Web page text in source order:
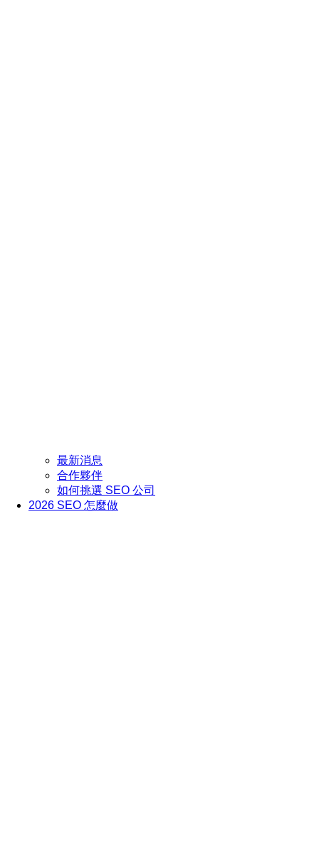
最新消息
合作夥伴
如何挑選 SEO 公司
2026 SEO 怎麼做